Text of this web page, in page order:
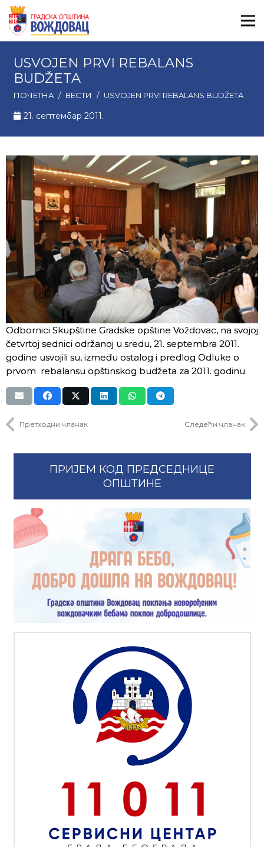
USVOJEN PRVI REBALANS
BUDŽETA
ПОЧЕТНА / ВЕСТИ / USVOJEN PRVI REBALANS BUDŽETA
21. септембар 2011.
Odbornici Skupštine Gradske opštine Voždovac, na svojoj
četvrtoj sednici održanoj u sredu, 21. septembra 2011.
godine usvojili su, između ostalog i predlog Odluke o
prvom rebalansu opštinskog budžeta za 2011. godinu.
Претходни чланак Следећи чланак
ПРИЈЕМ КОД ПРЕДСЕДНИЦЕ
ОПШТИНЕ